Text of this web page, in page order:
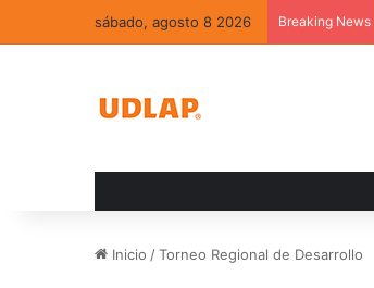
sábado, agosto 8 2026 Breaking News
Inicio /Torneo Regional de Desarrollo